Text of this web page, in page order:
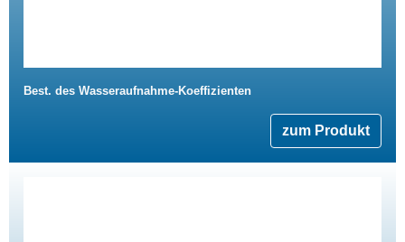
Best. des Wasseraufnahme-Koeffizienten
zum Produkt